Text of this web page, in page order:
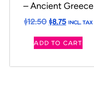
– Ancient Greece
$12.50$8.75 INCL. TAX
ADD TO CART